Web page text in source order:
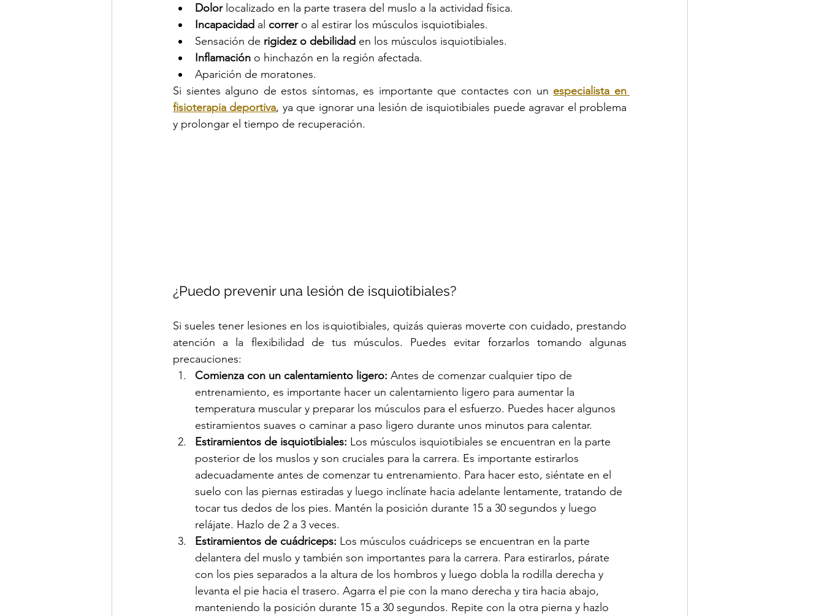
Dolor localizado en la parte trasera del muslo a la actividad física.
Incapacidad al correr o al estirar los músculos isquiotibiales.
Sensación de rigidez o debilidad en los músculos isquiotibiales.
Inflamación o hinchazón en la región afectada.
Aparición de moratones.
Si sientes alguno de estos síntomas, es importante que contactes con un especialista en
fisioterapia deportiva, ya que ignorar una lesión de isquiotibiales puede agravar el problema
y prolongar el tiempo de recuperación.
¿Puedo prevenir una lesión de isquiotibiales?
Si sueles tener lesiones en los isquiotibiales, quizás quieras moverte con cuidado, prestando
atención a la flexibilidad de tus músculos. Puedes evitar forzarlos tomando algunas
precauciones:
Comienza con un calentamiento ligero: Antes de comenzar cualquier tipo de
entrenamiento, es importante hacer un calentamiento ligero para aumentar la
temperatura muscular y preparar los músculos para el esfuerzo. Puedes hacer algunos
estiramientos suaves o caminar a paso ligero durante unos minutos para calentar.
Estiramientos de isquiotibiales: Los músculos isquiotibiales se encuentran en la parte
posterior de los muslos y son cruciales para la carrera. Es importante estirarlos
adecuadamente antes de comenzar tu entrenamiento. Para hacer esto, siéntate en el
suelo con las piernas estiradas y luego inclínate hacia adelante lentamente, tratando de
tocar tus dedos de los pies. Mantén la posición durante 15 a 30 segundos y luego
relájate. Hazlo de 2 a 3 veces.
Estiramientos de cuádriceps: Los músculos cuádriceps se encuentran en la parte
delantera del muslo y también son importantes para la carrera. Para estirarlos, párate
con los pies separados a la altura de los hombros y luego dobla la rodilla derecha y
levanta el pie hacia el trasero. Agarra el pie con la mano derecha y tira hacia abajo,
manteniendo la posición durante 15 a 30 segundos. Repite con la otra pierna y hazlo